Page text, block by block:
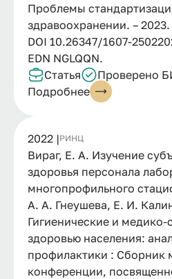
Проблемы
здравоохранении. –
DOI 10.26347/1607-
EDN NGLQQN.
Статья
Проверено
Подробнее
2022 |РИНЦ
Вираг, Е. А. Изучение
здоровья персонала
многопрофильного
А. А. Гнеушева, Е. И.
Гигиенические и
здоровью населения:
профилактики : Сборник
конференции,